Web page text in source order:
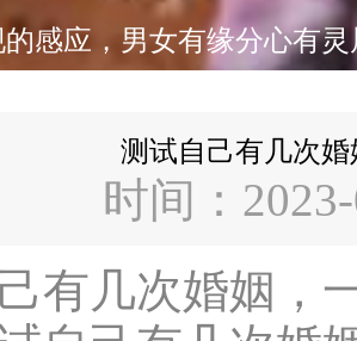
看婚姻很准的大师，有算
测试自己有几次
时间：
有几次婚姻，